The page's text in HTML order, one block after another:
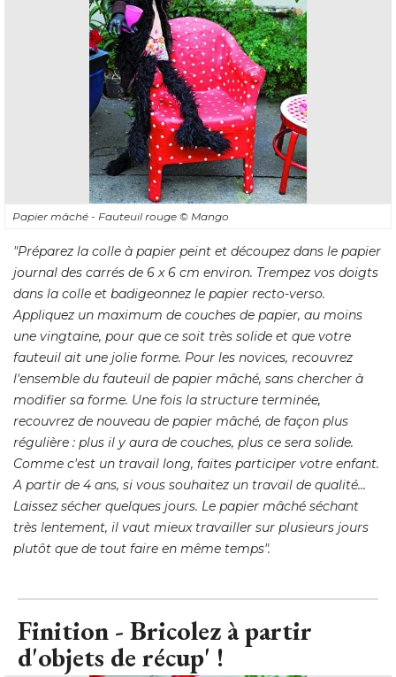
Papier mâché - Fauteuil rouge © Mango
"Préparez la colle à papier peint et découpez dans le papier
journal des carrés de 6 x 6 cm environ. Trempez vos doigts
dans la colle et badigeonnez le papier recto-verso.
Appliquez un maximum de couches de papier, au moins
une vingtaine, pour que ce soit très solide et que votre
fauteuil ait une jolie forme. Pour les novices, recouvrez
l'ensemble du fauteuil de papier mâché, sans chercher à
modifier sa forme. Une fois la structure terminée,
recouvrez de nouveau de papier mâché, de façon plus
régulière : plus il y aura de couches, plus ce sera solide.
Comme c'est un travail long, faites participer votre enfant.
A partir de 4 ans, si vous souhaitez un travail de qualité...
Laissez sécher quelques jours. Le papier mâché séchant
très lentement, il vaut mieux travailler sur plusieurs jours
plutôt que de tout faire en même temps".
Finition - Bricolez à partir
d'objets de récup' !